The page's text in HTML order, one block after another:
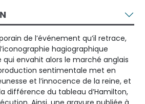
de l’événement qu’il retrace,
hagiographique
qui envahit alors le marché anglais
sentimentale met en
et l’innocence de la reine, et
différence du tableau d’Hamilton,